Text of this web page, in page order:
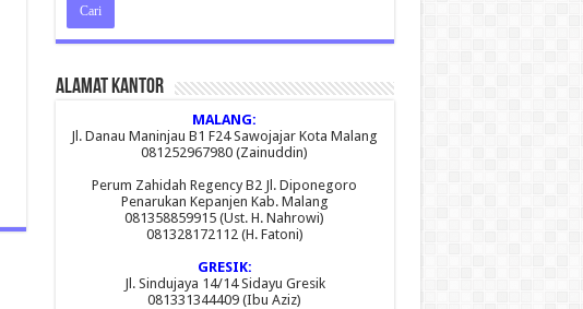
Alamat Kantor
MALANG:
Jl. Danau Maninjau B1 F24 Sawojajar Kota Malang
081252967980 (Zainuddin)
Perum Zahidah Regency B2 Jl. Diponegoro
Penarukan Kepanjen Kab. Malang
081358859915 (Ust. H. Nahrowi)
081328172112 (H. Fatoni)
GRESIK:
Jl. Sindujaya 14/14 Sidayu Gresik
081331344409 (Ibu Aziz)